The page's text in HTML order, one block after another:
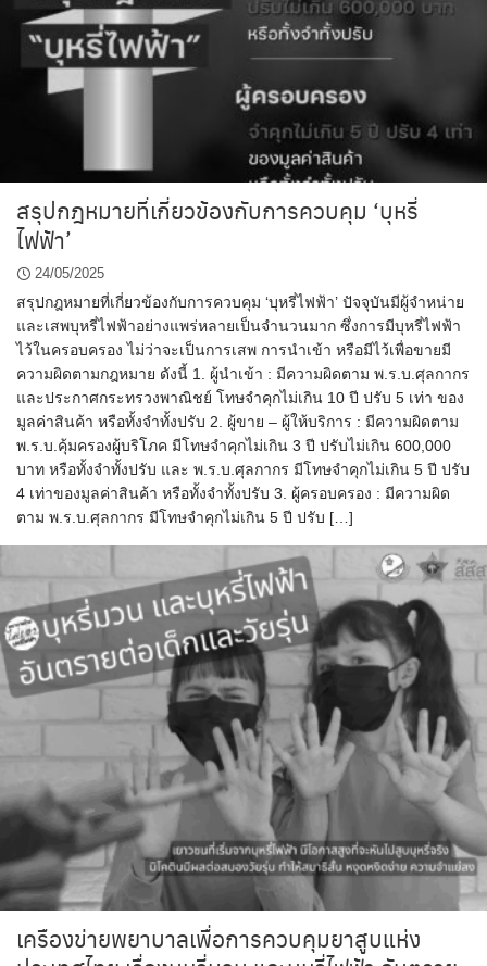
สรุปกฎหมายที่เกี่ยวข้องกับการควบคุม ‘บุหรี่
ไฟฟ้า’
24/05/2025
สรุปกฎหมายที่เกี่ยวข้องกับการควบคุม ‘บุหรี่ไฟฟ้า’ ปัจจุบันมีผู้จำหน่าย
และเสพบุหรี่ไฟฟ้าอย่างแพร่หลายเป็นจำนวนมาก ซึ่งการมีบุหรี่ไฟฟ้า
ไว้ในครอบครอง ไม่ว่าจะเป็นการเสพ การนำเข้า หรือมีไว้เพื่อขายมี
ความผิดตามกฎหมาย ดังนี้ 1. ผู้นำเข้า : มีความผิดตาม พ.ร.บ.ศุลกากร
และประกาศกระทรวงพาณิชย์ โทษจำคุกไม่เกิน 10 ปี ปรับ 5 เท่า ของ
มูลค่าสินค้า หรือทั้งจำทั้งปรับ 2. ผู้ขาย – ผู้ให้บริการ : มีความผิดตาม
พ.ร.บ.คุ้มครองผู้บริโภค มีโทษจำคุกไม่เกิน 3 ปี ปรับไม่เกิน 600,000
บาท หรือทั้งจำทั้งปรับ และ พ.ร.บ.ศุลกากร มีโทษจำคุกไม่เกิน 5 ปี ปรับ
4 เท่าของมูลค่าสินค้า หรือทั้งจำทั้งปรับ 3. ผู้ครอบครอง : มีความผิด
ตาม พ.ร.บ.ศุลกากร มีโทษจำคุกไม่เกิน 5 ปี ปรับ […]
เครืองข่ายพยาบาลเพื่อการควบคุมยาสูบแห่ง